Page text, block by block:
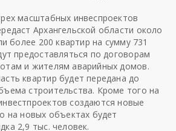
масштабных инвеспроектов
Архангельской области около
более 200 квартир на сумму 731
предоставляться по договорам
и жителям аварийных домов.
квартир будет передана до
строительства. Кроме того на
создаются новые
на новых объектах будет
2,9 тыс. человек.